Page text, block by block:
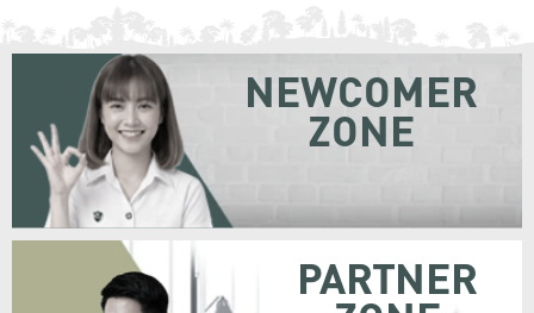
NEWCOMER
ZONE
PARTNER